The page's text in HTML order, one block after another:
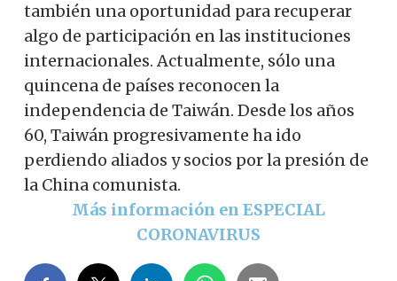
también una oportunidad para recuperar
algo de participación en las instituciones
internacionales. Actualmente, sólo una
quincena de países reconocen la
independencia de Taiwán. Desde los años
60, Taiwán progresivamente ha ido
perdiendo aliados y socios por la presión de
la China comunista.
Más información en ESPECIAL
CORONAVIRUS